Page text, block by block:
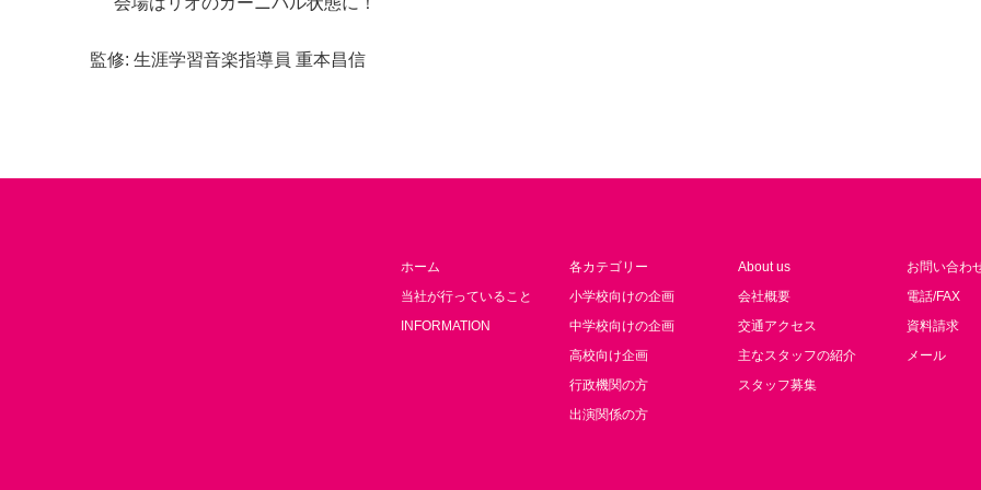
監修: 生涯学習音楽指導員 重本昌信
ホーム
当社が行っていること
INFORMATION
各カテゴリー
小学校向けの企画
中学校向けの企画
高校向け企画
行政機関の方
出演関係の方
About us
会社概要
交通アクセス
主なスタッフの紹介
スタッフ募集
お問い合わ
電話/FAX
資料請求
メール